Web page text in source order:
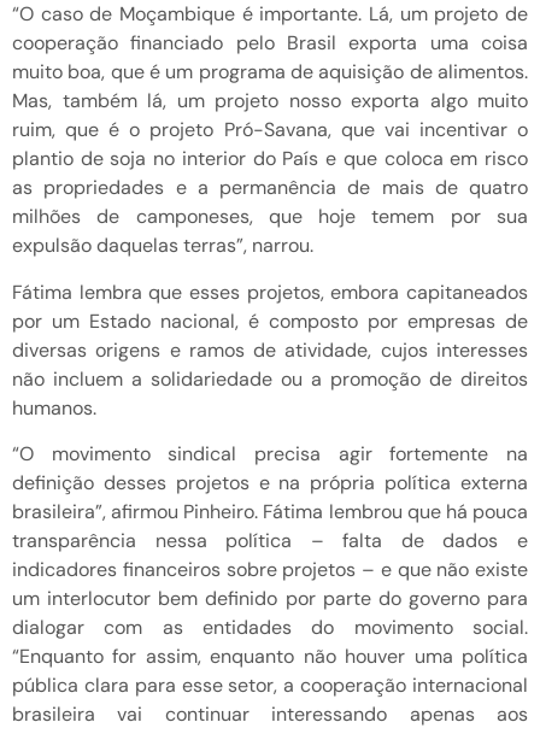
“O caso de Moçambique é importante. Lá, um projeto de
cooperação financiado pelo Brasil exporta uma coisa
muito boa, que é um programa de aquisição de alimentos.
Mas, também lá, um projeto nosso exporta algo muito
ruim, que é o projeto Pró-Savana, que vai incentivar o
plantio de soja no interior do País e que coloca em risco
as propriedades e a permanência de mais de quatro
milhões de camponeses, que hoje temem por sua
expulsão daquelas terras”, narrou.
Fátima lembra que esses projetos, embora capitaneados
por um Estado nacional, é composto por empresas de
diversas origens e ramos de atividade, cujos interesses
não incluem a solidariedade ou a promoção de direitos
humanos.
“O movimento sindical precisa agir fortemente na
definição desses projetos e na própria política externa
brasileira”, afirmou Pinheiro. Fátima lembrou que há pouca
transparência nessa política – falta de dados e
indicadores financeiros sobre projetos – e que não existe
um interlocutor bem definido por parte do governo para
dialogar com as entidades do movimento social.
“Enquanto for assim, enquanto não houver uma política
pública clara para esse setor, a cooperação internacional
brasileira vai continuar interessando apenas aos